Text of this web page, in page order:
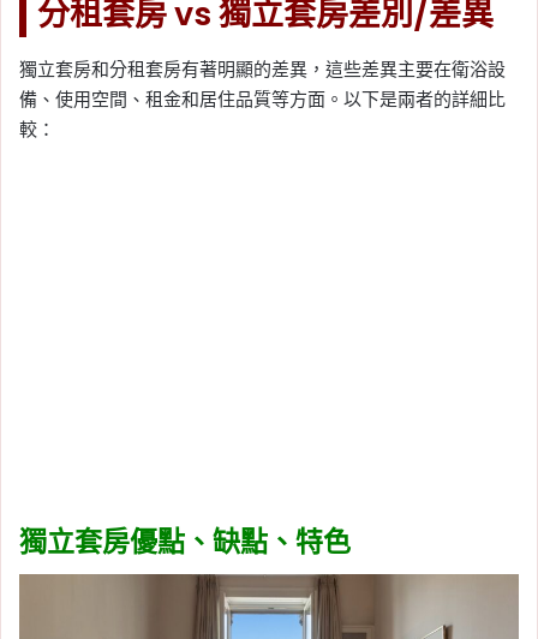
分租套房 vs 獨立套房差別/差異
獨立套房和分租套房有著明顯的差異，這些差異主要在衛浴設
備、使用空間、租金和居住品質等方面。以下是兩者的詳細比
較：
獨立套房優點、缺點、特色